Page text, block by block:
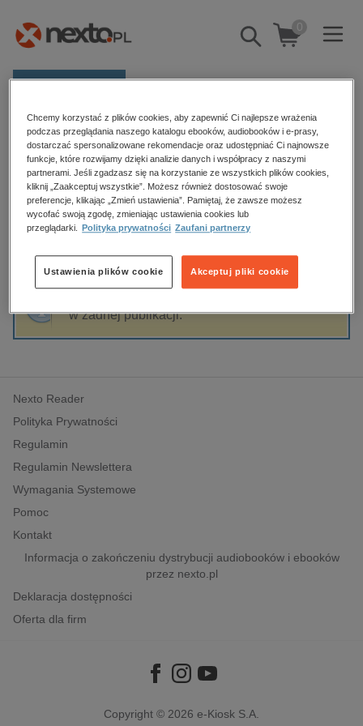
Pokaż/schowaj
wyszukiwarkę
0
Kategorie
Zobacz wszystkie E-prasa
budownictwo, aranżacja wnętrz
biznesowe, branżowe, gospodarka
dzienniki
edukacja
hobby, sport, rozrywka
komputery, internet, technologie, informatyka
polityka, społeczno-informacyjne
psychologiczne
inne
popularno-naukowe
historia
Strona główna Peter Sellers
Peter Sellers
Sortowanie Filtrowanie
w żadnej publikacji.
Nexto Reader
Polityka Prywatności
Regulamin
Regulamin Newslettera
Wymagania Systemowe
Pomoc
Kontakt
Informacja o zakończeniu dystrybucji audiobooków i ebooków
przez nexto.pl
Deklaracja dostępności
Oferta dla firm
Copyright © 2026 e-Kiosk S.A.
Chcemy korzystać z plików cookies, aby zapewnić Ci najlepsze wrażenia
podczas przeglądania naszego katalogu ebooków, audiobooków i e-prasy,
dostarczać spersonalizowane rekomendacje oraz udostępniać Ci najnowsze
funkcje, które rozwijamy dzięki analizie danych i współpracy z naszymi
partnerami. Jeśli zgadzasz się na korzystanie ze wszystkich plików cookies,
kliknij „Zaakceptuj wszystkie”. Możesz również dostosować swoje
preferencje, klikając „Zmień ustawienia”. Pamiętaj, że zawsze możesz
wycofać swoją zgodę, zmieniając ustawienia cookies lub
przeglądarki.
Polityka prywatności Zaufani partnerzy
Akceptuj pliki cookie
Ustawienia plików cookie